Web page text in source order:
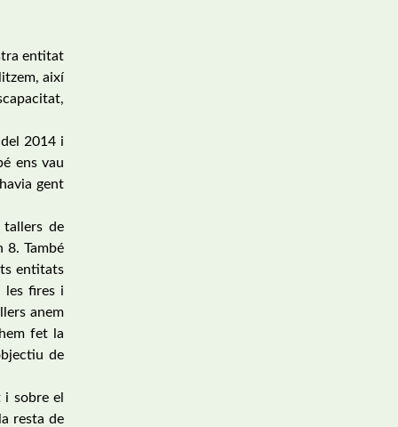
entitat
així
2014 i
ens vau
gent
de
8. També
entitats
les fires i
anem
fet la
de
i sobre el
resta de